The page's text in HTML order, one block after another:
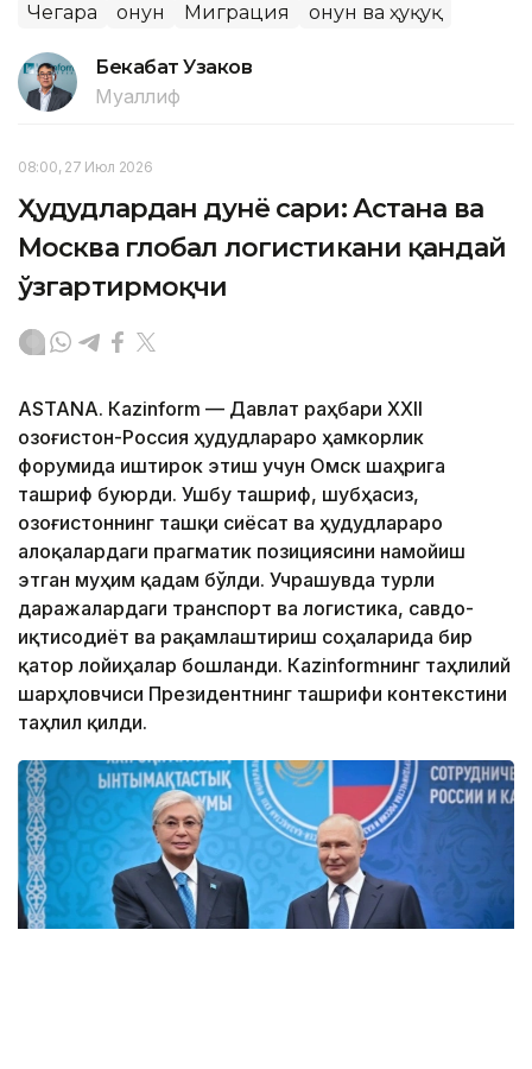
Чегара Қонун Миграция Қонун ва ҳуқуқ
Бекабат Узаков
Муаллиф
08:00, 27 Июл 2026
Ҳудудлардан дунё сари: Астана ва
Москва глобал логистикани қандай
ўзгартирмоқчи
ASTANА. Кazinform — Давлат раҳбари ХХII
Қозоғистон-Россия ҳудудлараро ҳамкорлик
форумида иштирок этиш учун Омск шаҳрига
ташриф буюрди. Ушбу ташриф, шубҳасиз,
Қозоғистоннинг ташқи сиёсат ва ҳудудлараро
алоқалардаги прагматик позициясини намойиш
этган муҳим қадам бўлди. Учрашувда турли
даражалардаги транспорт ва логистика, савдо-
иқтисодиёт ва рақамлаштириш соҳаларида бир
қатор лойиҳалар бошланди. Кazinformнинг таҳлилий
шарҳловчиси Президентнинг ташрифи контекстини
таҳлил қилди.